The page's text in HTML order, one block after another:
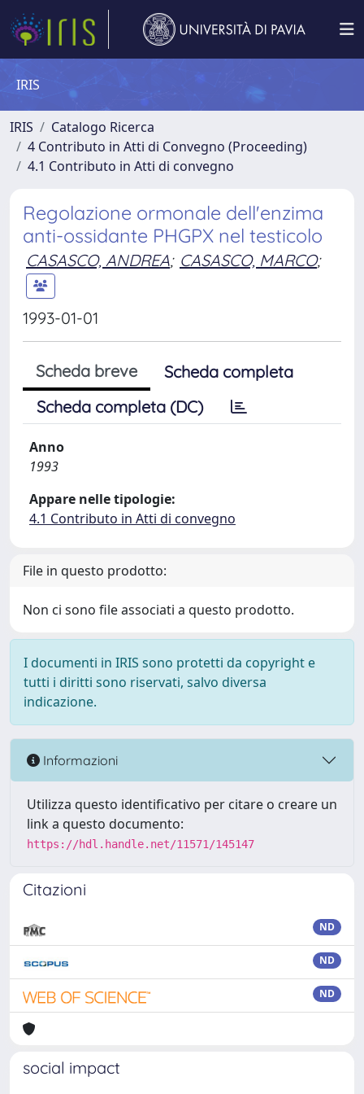
IRIS
IRIS
Catalogo Ricerca
4 Contributo in Atti di Convegno (Proceeding)
4.1 Contributo in Atti di convegno
Regolazione ormonale dell'enzima
anti-ossidante PHGPX nel testicolo
CASASCO, ANDREA; CASASCO, MARCO;
1993-01-01
Scheda breve
Scheda completa
Scheda completa (DC)
Anno
1993
Appare nelle tipologie:
4.1 Contributo in Atti di convegno
File in questo prodotto:
Non ci sono file associati a questo prodotto.
I documenti in IRIS sono protetti da copyright e
tutti i diritti sono riservati, salvo diversa
indicazione.
Informazioni
Utilizza questo identificativo per citare o creare un
link a questo documento:
https://hdl.handle.net/11571/145147
Citazioni
ND
ND
ND
social impact